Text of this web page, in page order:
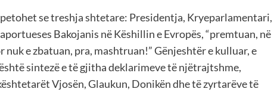
se treshja shtetare: Presidentja, Kryeparlamentari,
Bakojanis në Këshillin e Evropës, “premtuan, në
e zbatuan, pra, mashtruan!” Gënjeshtër e kulluar, e
sintezë e të gjitha deklarimeve të njëtrajtshme,
Vjosën, Glaukun, Donikën dhe të zyrtarëve të